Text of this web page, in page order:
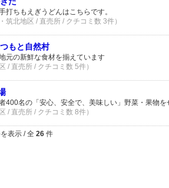
打ちもえぎうどんはこちらです。
筑北地区 / 直売所 / クチコミ数 3件）
もと自然村
元の新鮮な食材を揃えています
/ 直売所 / クチコミ数 5件）
400名の「安心、安全で、美味しい」野菜・果物を
/ 直売所 / クチコミ数 8件）
表示 / 全 26 件